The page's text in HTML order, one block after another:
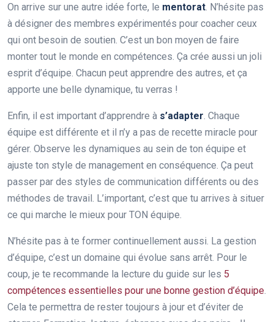
On arrive sur une autre idée forte, le mentorat. N’hésite pas
à désigner des membres expérimentés pour coacher ceux
qui ont besoin de soutien. C’est un bon moyen de faire
monter tout le monde en compétences. Ça crée aussi un joli
esprit d’équipe. Chacun peut apprendre des autres, et ça
apporte une belle dynamique, tu verras !
Enfin, il est important d’apprendre à s’adapter. Chaque
équipe est différente et il n’y a pas de recette miracle pour
gérer. Observe les dynamiques au sein de ton équipe et
ajuste ton style de management en conséquence. Ça peut
passer par des styles de communication différents ou des
méthodes de travail. L’important, c’est que tu arrives à situer
ce qui marche le mieux pour TON équipe.
N’hésite pas à te former continuellement aussi. La gestion
d’équipe, c’est un domaine qui évolue sans arrêt. Pour le
coup, je te recommande la lecture du guide sur les 5
compétences essentielles pour une bonne gestion d’équipe.
Cela te permettra de rester toujours à jour et d’éviter de